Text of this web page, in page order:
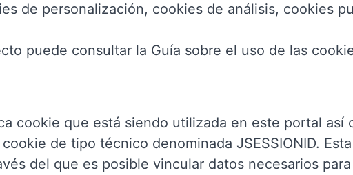
de personalización, cookies de análisis, cookies
puede consultar la Guía sobre el uso de las
cookie que está siendo utilizada en este portal así
de tipo técnico denominada JSESSIONID.
del que es posible vincular datos necesarios